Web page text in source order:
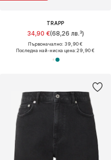
TRAPP
34,90 €(68,26 лв.³)
Първоначално: 39,90 €
Последна най-ниска цена:29,90 €